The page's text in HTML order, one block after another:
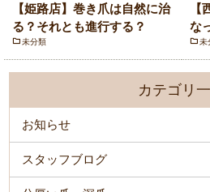
【姫路店】巻き爪は自然に治
る？それとも進行する？
未分類
な
未
カテゴリ
お知らせ
スタッフブログ